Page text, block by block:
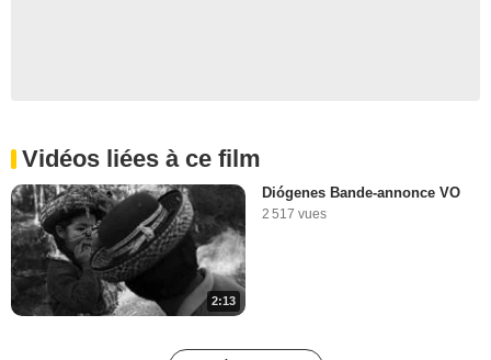
Vidéos liées à ce film
2:13
Diógenes Bande-annonce VO
2 517 vues